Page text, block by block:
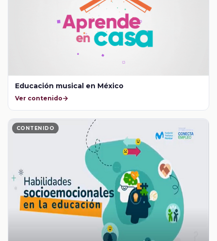
Educación musical en México
Ver contenido
CONTENIDO